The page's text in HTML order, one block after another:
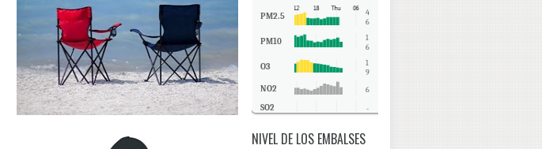
PM2.5
4
6
PM10
1
6
O3
1
9
NO2 6
SO2 -
NIVEL DE LOS EMBALSES